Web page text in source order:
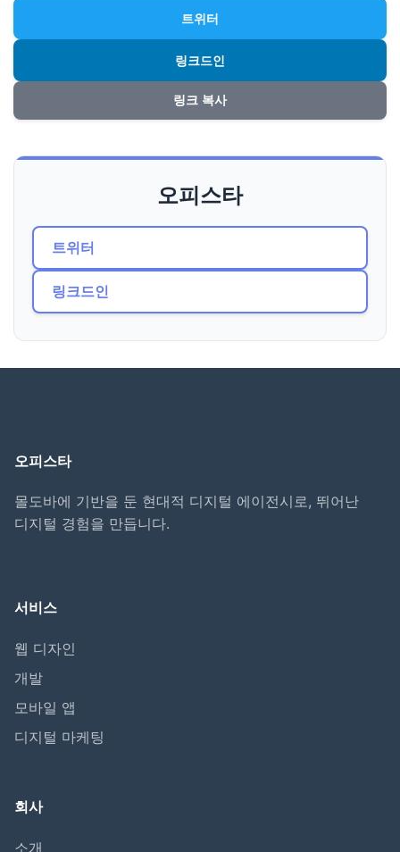
트위터
링크드인
링크 복사
오피스타
트위터
링크드인
오피스타
몰도바에 기반을 둔 현대적 디지털 에이전시로, 뛰어난
디지털 경험을 만듭니다.
서비스
웹 디자인
개발
모바일 앱
디지털 마케팅
회사
소개